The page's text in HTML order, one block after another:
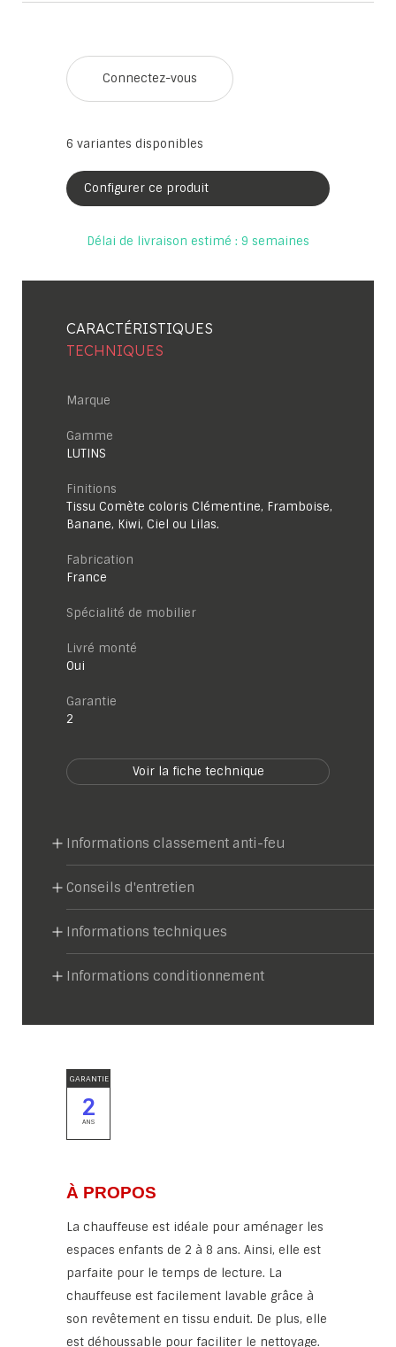
Connectez-vous
6 variantes disponibles
Configurer ce produit
Délai de livraison estimé : 9 semaines
CARACTÉRISTIQUES
TECHNIQUES
Marque
Gamme
LUTINS
Finitions
Tissu Comète coloris Clémentine, Framboise,
Banane, Kiwi, Ciel ou Lilas.
Fabrication
France
Spécialité de mobilier
Livré monté
Oui
garantie
2
Voir la fiche technique
Informations classement anti-feu
Conseils d'entretien
Informations techniques
Informations conditionnement
GARANTIE
2
ANS
À PROPOS
La chauffeuse est idéale pour aménager les
espaces enfants de 2 à 8 ans. Ainsi, elle est
parfaite pour le temps de lecture. La
chauffeuse est facilement lavable grâce à
son revêtement en tissu enduit. De plus, elle
est déhoussable pour faciliter le nettoyage.